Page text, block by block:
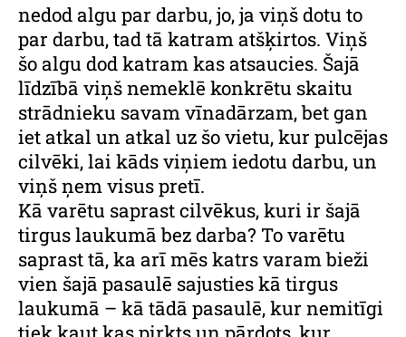
nedod algu par darbu, jo, ja viņš dotu to
par darbu, tad tā katram atšķirtos. Viņš
šo algu dod katram kas atsaucies. Šajā
līdzībā viņš nemeklē konkrētu skaitu
strādnieku savam vīnadārzam, bet gan
iet atkal un atkal uz šo vietu, kur pulcējas
cilvēki, lai kāds viņiem iedotu darbu, un
viņš ņem visus pretī.
Kā varētu saprast cilvēkus, kuri ir šajā
tirgus laukumā bez darba? To varētu
saprast tā, ka arī mēs katrs varam bieži
vien šajā pasaulē sajusties kā tirgus
laukumā – kā tādā pasaulē, kur nemitīgi